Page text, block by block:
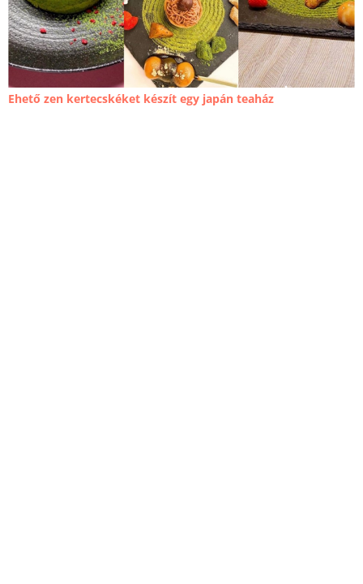
Ehető zen kertecskéket készít egy japán teaház